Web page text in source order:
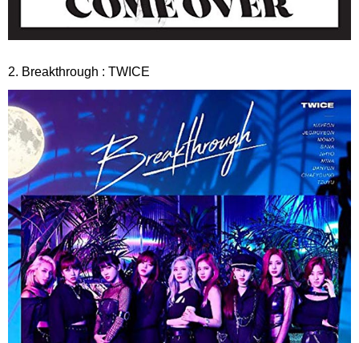
2. Breakthrough : TWICE